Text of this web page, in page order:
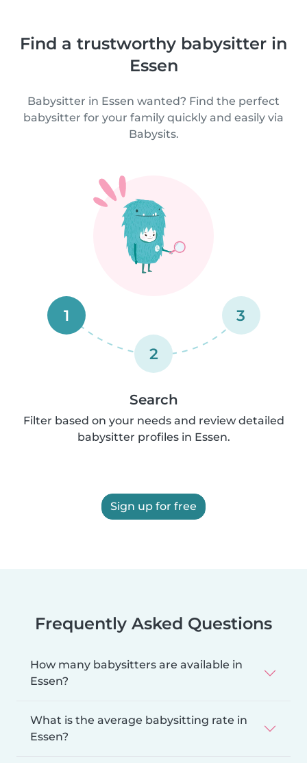
Find a trustworthy babysitter in
Essen
Babysitter in Essen wanted? Find the perfect
babysitter for your family quickly and easily via
Babysits.
1
2
3
Search
Filter based on your needs and review detailed
babysitter profiles in Essen.
Sign up for free
Frequently Asked Questions
How many babysitters are available in
Essen?
What is the average babysitting rate in
Essen?